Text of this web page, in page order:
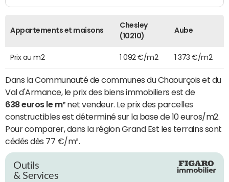
Appartements et maisons
Chesley
(10210)
Aube
Prix au m2 1 092 €/m2 1 373 €/m2
Dans la Communauté de communes du Chaourçois et du
Val d'Armance, le prix des biens immobiliers est de
638 euros le m²net vendeur. Le prix des parcelles
constructibles est déterminé sur la base de 10 euros/m2.
Pour comparer, dans la région Grand Est les terrains sont
cédés dès 77 €/m².
Outils
& Services